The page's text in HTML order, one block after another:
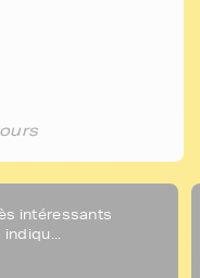
intéressants